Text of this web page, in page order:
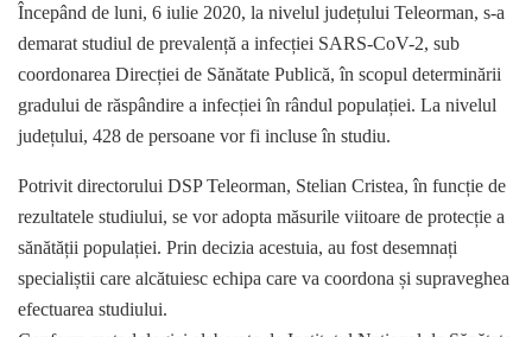
Începând de luni, 6 iulie 2020, la nivelul județului Teleorman, s-a
demarat studiul de prevalență a infecției SARS-CoV-2, sub
coordonarea Direcției de Sănătate Publică, în scopul determinării
gradului de răspândire a infecției în rândul populației. La nivelul
județului, 428 de persoane vor fi incluse în studiu.
Potrivit directorului DSP Teleorman, Stelian Cristea, în funcție de
rezultatele studiului, se vor adopta măsurile viitoare de protecție a
sănătății populației. Prin decizia acestuia, au fost desemnați
specialiștii care alcătuiesc echipa care va coordona și supraveghea
efectuarea studiului.